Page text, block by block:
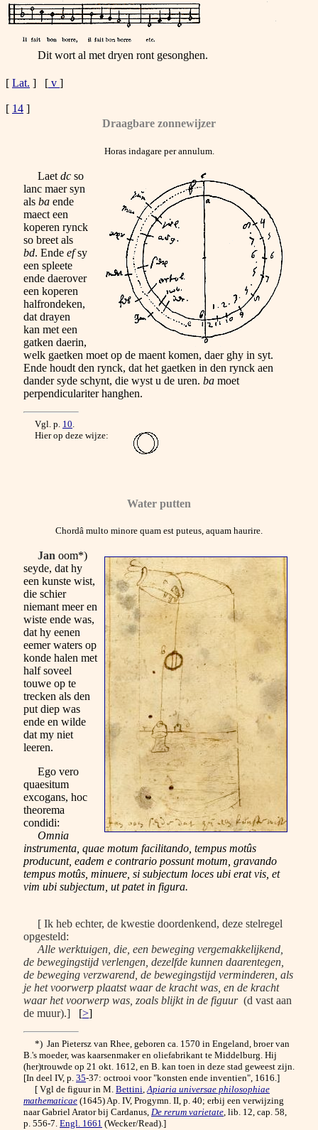
Dit wort al met dryen ront gesonghen.
[ Lat. ] [ v ]
[ 14 ]
Draagbare zonnewijzer
Horas indagare per annulum.
Laet dc so
lanc maer syn
als ba ende
maect een
koperen rynck
so breet als
bd. Ende efsy
een spleete
ende daerover
een koperen
halfrondeken,
dat drayen
kan met een
gatken daerin,
welk gaetken moet op de maent komen, daer ghy in syt.
Ende houdt den rynck, dat het gaetken in den rynck aen
dander syde schynt, die wyst u de uren. ba moet
perpendiculariter hanghen.
Vgl. p. 10
Hier op deze wijze:
Water putten
Chordâ multo minore quam est puteus, aquam haurire.
Jan oom*)
seyde, dat hy
een kunste wist,
die schier
niemant meer en
wiste ende was,
dat hy eenen
eemer waters op
konde halen met
half soveel
touwe op te
trecken als den
put diep was
ende en wilde
dat my niet
leeren.
Ego vero
quaesitum
excogans, hoc
theorema
condidi:
Omnia
instrumenta, quae motum facilitando, tempus motûs
producunt, eadem e contrario possunt motum, gravando
tempus motûs, minuere, si subjectum loces ubi erat vis, et
vim ubi subjectum, ut patet in figura.
[ Ik heb echter, de kwestie doordenkend, deze stelregel
opgesteld:
Alle werktuigen, die, een beweging vergemakkelijkend,
de bewegingstijd verlengen, dezelfde kunnen daarentegen,
de beweging verzwarend, de bewegingstijd verminderen, als
je het voorwerp plaatst waar de kracht was, en de kracht
waar het voorwerp was, zoals blijkt in de figuur(d vast aan
de muur).] [>]
*) Jan Pietersz van Rhee, geboren ca. 1570 in Engeland, broer van
B.'s moeder, was kaarsenmaker en oliefabrikant te Middelburg. Hij
(her)trouwde op 21 okt. 1612, en B. kan toen in deze stad geweest zijn.
[In deel IV, p. 35-37: octrooi voor "konsten ende inventien", 1616.]
[ Vgl de figuur in M. Bettini,Apiaria universae philosophiae
mathematicae (1645) Ap. IV, Progymn. II, p. 40; erbij een verwijzing
naar Gabriel Arator bij Cardanus, De rerum varietate, lib. 12, cap. 58,
p. 556-7. Engl. 1661 (Wecker/Read).]